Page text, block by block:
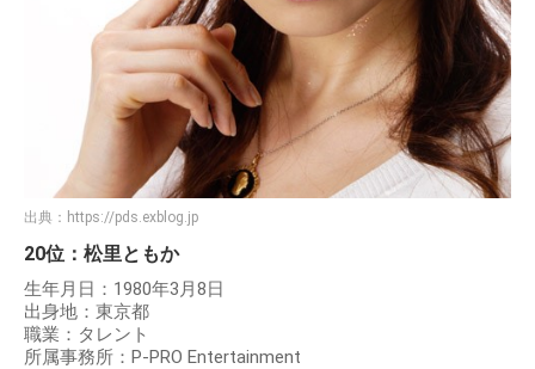
出典： https://pds.exblog.jp
20位：松里ともか
生年月日：1980年3月8日
出身地：東京都
職業：タレント
所属事務所：P-PRO Entertainment